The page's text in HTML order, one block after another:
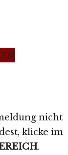
nicht
klicke im
.